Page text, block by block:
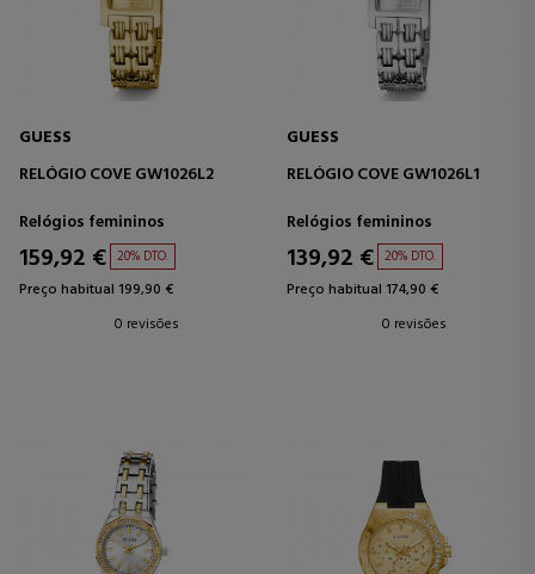
GUESS
RELÓGIO COVE GW1026L2
Relógios femininos
159,92 € 20% DTO.
Preço habitual 199,90 €
0 revisões
GUESS
RELÓGIO COVE GW1026L1
Relógios femininos
139,92 € 20% DTO.
Preço habitual 174,90 €
0 revisões